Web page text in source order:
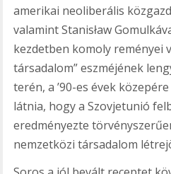
amerikai neoliberális
valamint Stanisław
kezdetben komoly reményei
társadalom” eszméjének
terén, a ’90-es évek
látnia, hogy a Szovjetunió
eredményezte
nemzetközi társadalom